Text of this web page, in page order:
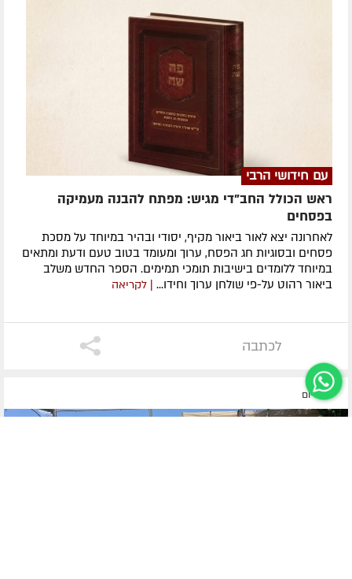
עם חידושי הרבי
ראש הכולל החב"די מגיש: מפתח להבנה מעמיקה
בפסחים
לאחרונה ​יצא לאור ביאור מקיף, יסודי ובהיר במיוחד על מסכת
פסחים ובסוגיות חג הפסח, ערוך ומעומד בטוב טעם ודעת ומתאים
במיוחד ללומדים בישיבות תומכי תמימים. ​הספר החדש משלב
ביאור רהוט על-פי שולחן ערוך וחידו... | לקריאה
לכתבה
לפני יום